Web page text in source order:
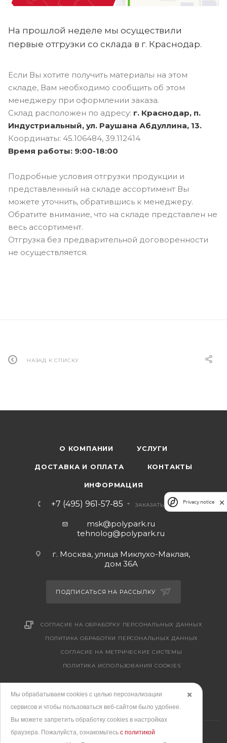
На прошлой неделе мы осуществили
первые отгрузки со склада в г. Краснодар.
Если Вы хотите получить материалы на этом
складе, Вам необходимо сообщить об этом
менеджеру при оформлении заказа.
Склад расположен по адресу: г. Краснодар, п.
Индустриальный, ул. Раушана Абдуллина, 13.
Координаты: 45.106484, 39.112414
Время работы: 9:00-18:00
Подробные условия отгрузки продукции и
представленный на складе ассортимент Вы
можете уточнить, обратившись к менеджеру.
Обратите внимание, что на складе представлен не
весь ассортимент.
Отгрузка без предварительной договоренности
не осуществляется.
НАЗАД К СПИСКУ
О КОМПАНИИ УСЛУГИ
ДОСТАВКА И ОПЛАТА КОНТАКТЫ
ИНФОРМАЦИЯ
+7 (495) 961-57-85 ЗАКАЗАТЬ ЗВОНОК
msk@polypark.ru
tehnolog@polypark.ru
г. Москва, улица Миклухо-Маклая,
дом 36А
ПОДПИСАТЬСЯ НА РАССЫЛКУ
СОГЛАСИЕ НА ОБРАБОТКУ ПЕРСОНАЛЬНЫХ ДАННЫХ
ПОЛИТИКА ОБРАБОТКИ ПЕРСОНАЛЬНЫХ ДАННЫХ
CОГЛАСИЕ НА МЕТРИЧЕСКИЕ СИСТЕМЫ
ПОЛИТИКА ИСПОЛЬЗОВАНИЯ COOKIES
✖️
Мы обрабатываем cookies с целью персонализации
сервисов и чтобы пользоваться веб-сайтом было удобнее.
Вы можете запретить обработку сookies в настройках
браузера. Пожалуйста, ознакомьтесь с политикой
Privacy notice